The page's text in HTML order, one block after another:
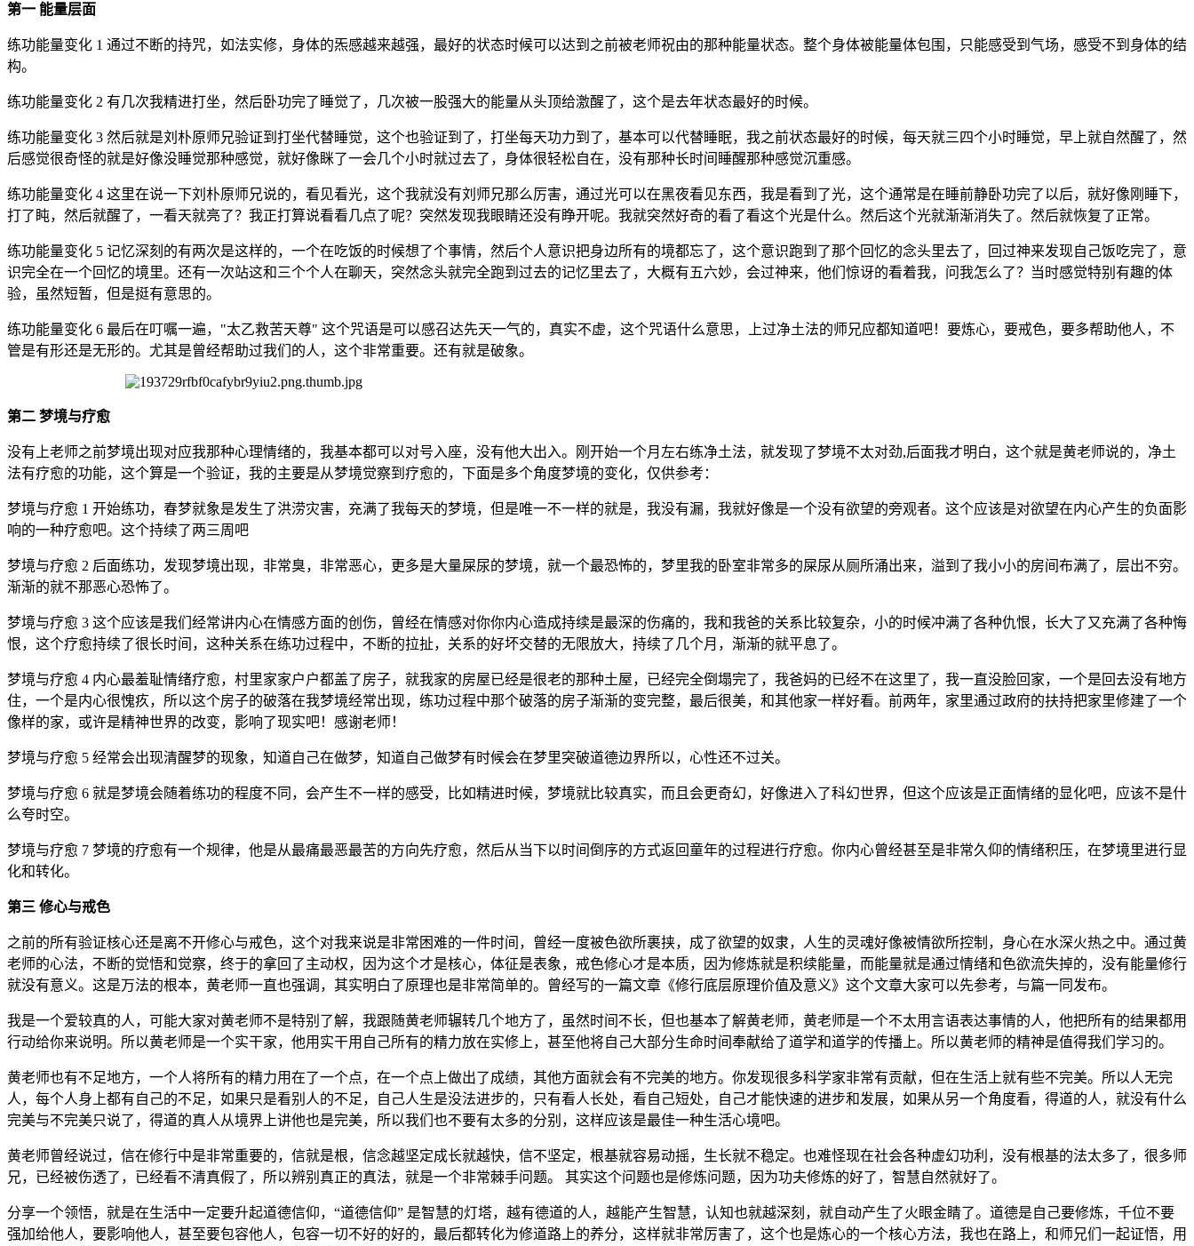
第一 能量层面
练功能量变化 1 通过不断的持咒，如法实修，身体的炁感越来越强，最好的状态时候可以达到之前被老师祝由的那种能量状态。整个身体被能量体包围，只能感受到气场，感受不到身体的结
构。
练功能量变化 2 有几次我精进打坐，然后卧功完了睡觉了，几次被一股强大的能量从头顶给激醒了，这个是去年状态最好的时候。
练功能量变化 3 然后就是刘朴原师兄验证到打坐代替睡觉，这个也验证到了，打坐每天功力到了，基本可以代替睡眠，我之前状态最好的时候，每天就三四个小时睡觉，早上就自然醒了，然
后感觉很奇怪的就是好像没睡觉那种感觉，就好像眯了一会几个小时就过去了，身体很轻松自在，没有那种长时间睡醒那种感觉沉重感。
练功能量变化 4 这里在说一下刘朴原师兄说的，看见看光，这个我就没有刘师兄那么厉害，通过光可以在黑夜看见东西，我是看到了光，这个通常是在睡前静卧功完了以后，就好像刚睡下，
打了盹，然后就醒了，一看天就亮了？我正打算说看看几点了呢？突然发现我眼睛还没有睁开呢。我就突然好奇的看了看这个光是什么。然后这个光就渐渐消失了。然后就恢复了正常。
练功能量变化 5 记忆深刻的有两次是这样的，一个在吃饭的时候想了个事情，然后个人意识把身边所有的境都忘了，这个意识跑到了那个回忆的念头里去了，回过神来发现自己饭吃完了，意
识完全在一个回忆的境里。还有一次站这和三个个人在聊天，突然念头就完全跑到过去的记忆里去了，大概有五六妙，会过神来，他们惊讶的看着我，问我怎么了？当时感觉特别有趣的体
验，虽然短暂，但是挺有意思的。
练功能量变化 6 最后在叮嘱一遍，"太乙救苦天尊" 这个咒语是可以感召达先天一气的，真实不虚，这个咒语什么意思，上过净土法的师兄应都知道吧！要炼心，要戒色，要多帮助他人，不
管是有形还是无形的。尤其是曾经帮助过我们的人，这个非常重要。还有就是破象。
第二 梦境与疗愈
没有上老师之前梦境出现对应我那种心理情绪的，我基本都可以对号入座，没有他大出入。刚开始一个月左右练净土法，就发现了梦境不太对劲,后面我才明白，这个就是黄老师说的，净土
法有疗愈的功能，这个算是一个验证，我的主要是从梦境觉察到疗愈的，下面是多个角度梦境的变化，仅供参考：
梦境与疗愈 1 开始练功，春梦就象是发生了洪涝灾害，充满了我每天的梦境，但是唯一不一样的就是，我没有漏，我就好像是一个没有欲望的旁观者。这个应该是对欲望在内心产生的负面影
响的一种疗愈吧。这个持续了两三周吧
梦境与疗愈 2 后面练功，发现梦境出现，非常臭，非常恶心，更多是大量屎尿的梦境，就一个最恐怖的，梦里我的卧室非常多的屎尿从厕所涌出来，溢到了我小小的房间布满了，层出不穷。
渐渐的就不那恶心恐怖了。
梦境与疗愈 3 这个应该是我们经常讲内心在情感方面的创伤，曾经在情感对你你内心造成持续是最深的伤痛的，我和我爸的关系比较复杂，小的时候冲满了各种仇恨，长大了又充满了各种悔
恨，这个疗愈持续了很长时间，这种关系在练功过程中，不断的拉扯，关系的好坏交替的无限放大，持续了几个月，渐渐的就平息了。
梦境与疗愈 4 内心最羞耻情绪疗愈，村里家家户户都盖了房子，就我家的房屋已经是很老的那种土屋，已经完全倒塌完了，我爸妈的已经不在这里了，我一直没脸回家，一个是回去没有地方
住，一个是内心很愧疚，所以这个房子的破落在我梦境经常出现，练功过程中那个破落的房子渐渐的变完整，最后很美，和其他家一样好看。前两年，家里通过政府的扶持把家里修建了一个
像样的家，或许是精神世界的改变，影响了现实吧！感谢老师！
梦境与疗愈 5 经常会出现清醒梦的现象，知道自己在做梦，知道自己做梦有时候会在梦里突破道德边界所以，心性还不过关。
梦境与疗愈 6 就是梦境会随着练功的程度不同，会产生不一样的感受，比如精进时候，梦境就比较真实，而且会更奇幻，好像进入了科幻世界，但这个应该是正面情绪的显化吧，应该不是什
么夸时空。
梦境与疗愈 7 梦境的疗愈有一个规律，他是从最痛最恶最苦的方向先疗愈，然后从当下以时间倒序的方式返回童年的过程进行疗愈。你内心曾经甚至是非常久仰的情绪积压，在梦境里进行显
化和转化。
第三 修心与戒色
之前的所有验证核心还是离不开修心与戒色，这个对我来说是非常困难的一件时间，曾经一度被色欲所裹挟，成了欲望的奴隶，人生的灵魂好像被情欲所控制，身心在水深火热之中。通过黄
老师的心法，不断的觉悟和觉察，终于的拿回了主动权，因为这个才是核心，体征是表象，戒色修心才是本质，因为修炼就是积续能量，而能量就是通过情绪和色欲流失掉的，没有能量修行
就没有意义。这是万法的根本，黄老师一直也强调，其实明白了原理也是非常简单的。曾经写的一篇文章《修行底层原理价值及意义》这个文章大家可以先参考，与篇一同发布。
我是一个爱较真的人，可能大家对黄老师不是特别了解，我跟随黄老师辗转几个地方了，虽然时间不长，但也基本了解黄老师，黄老师是一个不太用言语表达事情的人，他把所有的结果都用
行动给你来说明。所以黄老师是一个实干家，他用实干用自己所有的精力放在实修上，甚至他将自己大部分生命时间奉献给了道学和道学的传播上。所以黄老师的精神是值得我们学习的。
黄老师也有不足地方，一个人将所有的精力用在了一个点，在一个点上做出了成绩，其他方面就会有不完美的地方。你发现很多科学家非常有贡献，但在生活上就有些不完美。所以人无完
人，每个人身上都有自己的不足，如果只是看别人的不足，自己人生是没法进步的，只有看人长处，看自己短处，自己才能快速的进步和发展，如果从另一个角度看，得道的人，就没有什么
完美与不完美只说了，得道的真人从境界上讲他也是完美，所以我们也不要有太多的分别，这样应该是最佳一种生活心境吧。
黄老师曾经说过，信在修行中是非常重要的，信就是根，信念越坚定成长就越快，信不坚定，根基就容易动摇，生长就不稳定。也难怪现在社会各种虚幻功利，没有根基的法太多了，很多师
兄，已经被伤透了，已经看不清真假了，所以辨别真正的真法，就是一个非常棘手问题。 其实这个问题也是修炼问题，因为功夫修炼的好了，智慧自然就好了。
分享一个领悟，就是在生活中一定要升起道德信仰，“道德信仰” 是智慧的灯塔，越有德道的人，越能产生智慧，认知也就越深刻，就自动产生了火眼金睛了。道德是自己要修炼，千位不要
强加给他人，要影响他人，甚至要包容他人，包容一切不好的好的，最后都转化为修道路上的养分，这样就非常厉害了，这个也是炼心的一个核心方法，我也在路上，和师兄们一起证悟，用